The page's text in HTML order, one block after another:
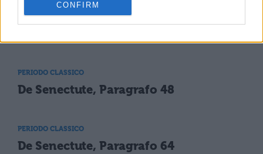
CONFIRM
PERIODO CLASSICO
PERIODO CLASSICO
De Senectute, Paragrafo 48
PERIODO CLASSICO
De Senectute, Paragrafo 64